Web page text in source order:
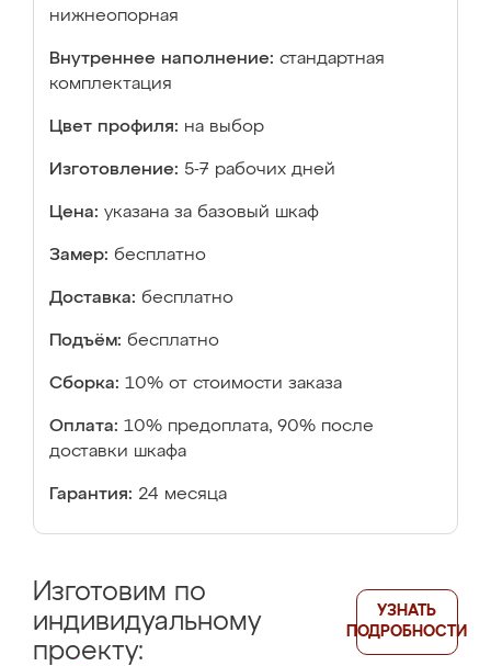
нижнеопорная
Внутреннее наполнение: стандартная
комплектация
Цвет профиля: на выбор
Изготовление: 5-7 рабочих дней
Цена: указана за базовый шкаф
Замер: бесплатно
Доставка: бесплатно
Подъём: бесплатно
Сборка: 10% от стоимости заказа
Оплата: 10% предоплата, 90% после
доставки шкафа
Гарантия: 24 месяца
Изготовим по
индивидуальному
проекту:
УЗНАТЬ
ПОДРОБНОСТИ